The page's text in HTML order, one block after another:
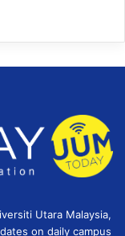
Utara Malaysia,
on daily campus